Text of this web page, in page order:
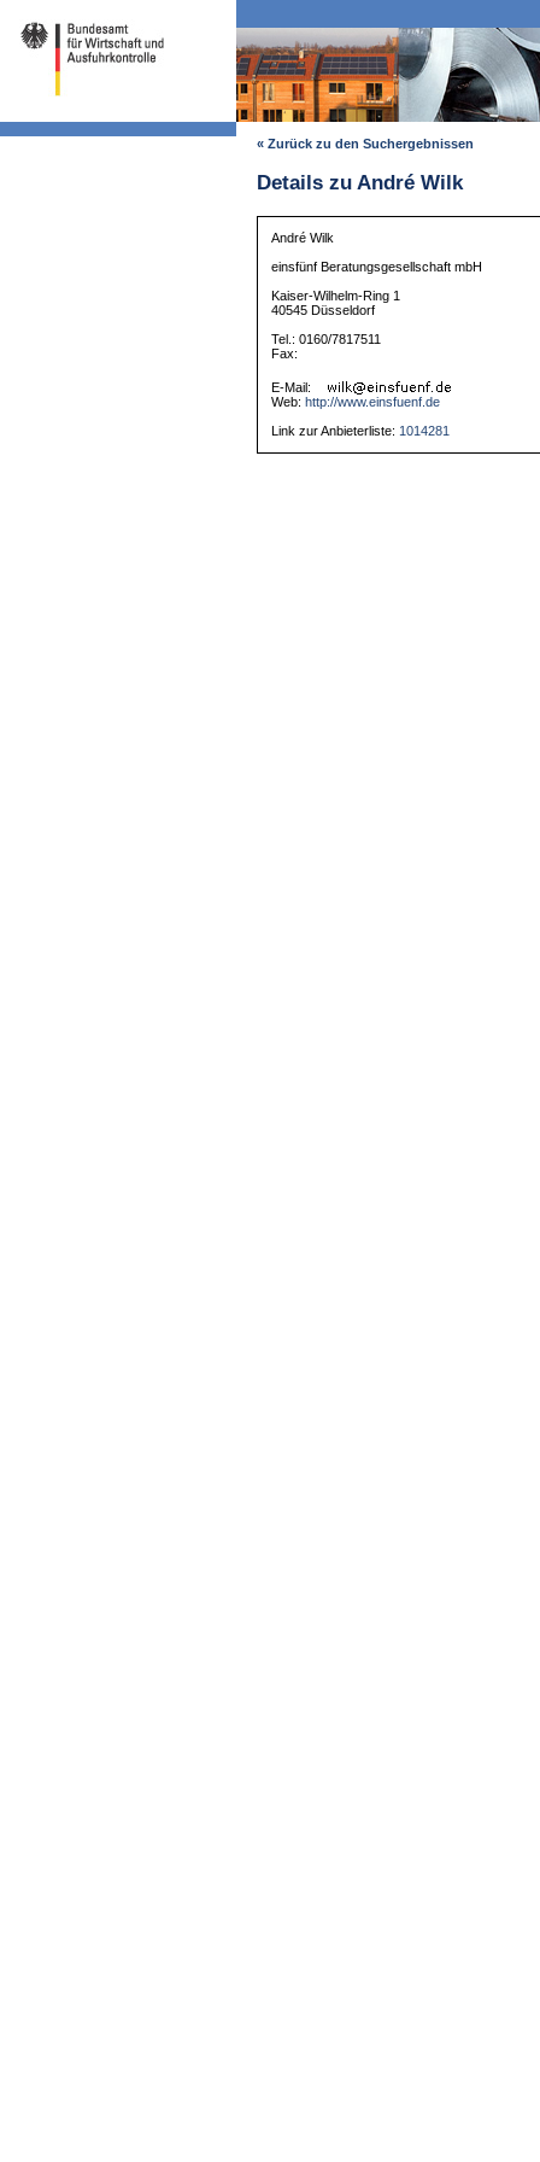
« Zurück zu den Suchergebnissen
Details zu André Wilk
André Wilk
einsfünf Beratungsgesellschaft mbH
Kaiser-Wilhelm-Ring 1
40545 Düsseldorf
Tel.: 0160/7817511
Fax:
E-Mail:
Web: http://www.einsfuenf.de
Link zur Anbieterliste:1014281